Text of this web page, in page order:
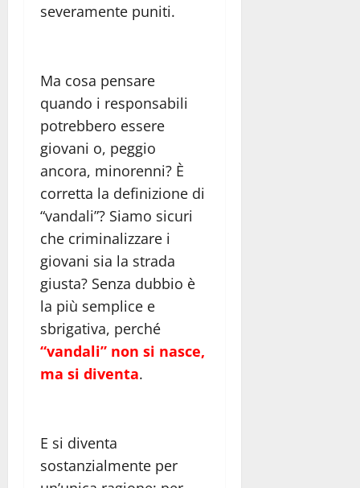
severamente puniti.
Ma cosa pensare
quando i responsabili
potrebbero essere
giovani o, peggio
ancora, minorenni? È
corretta la definizione di
“vandali”? Siamo sicuri
che criminalizzare i
giovani sia la strada
giusta? Senza dubbio è
la più semplice e
sbrigativa, perché
“vandali” non si nasce,
ma si diventa.
E si diventa
sostanzialmente per